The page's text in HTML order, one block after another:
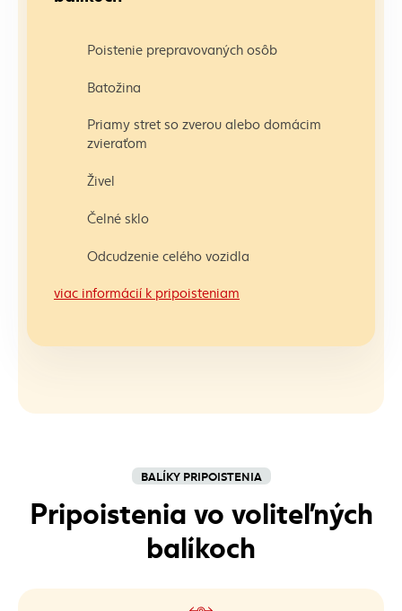
Poistenie prepravovaných osôb
Batožina
Priamy stret so zverou alebo domácim
zvieraťom
Živel
Čelné sklo
Odcudzenie celého vozidla
viac informácií k pripoisteniam
BALÍKY PRIPOISTENIA
Pripoistenia vo voliteľných
balíkoch